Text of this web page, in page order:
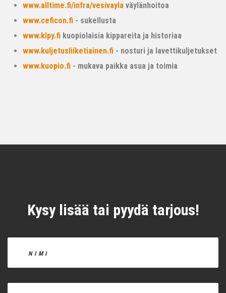
www.alltime.fi/infra/vesivayla väylänhoitoa
www.ceficon.fi - sukellusta
www.klpy.fi kuopiolaisia kippareita ja historiaa
www.kuljetusliiketiainen.fi - nosturi ja lavettikuljetukset
www.kuopio.fi - mukava paikka asua ja toimia
Kysy lisää tai pyydä tarjous!